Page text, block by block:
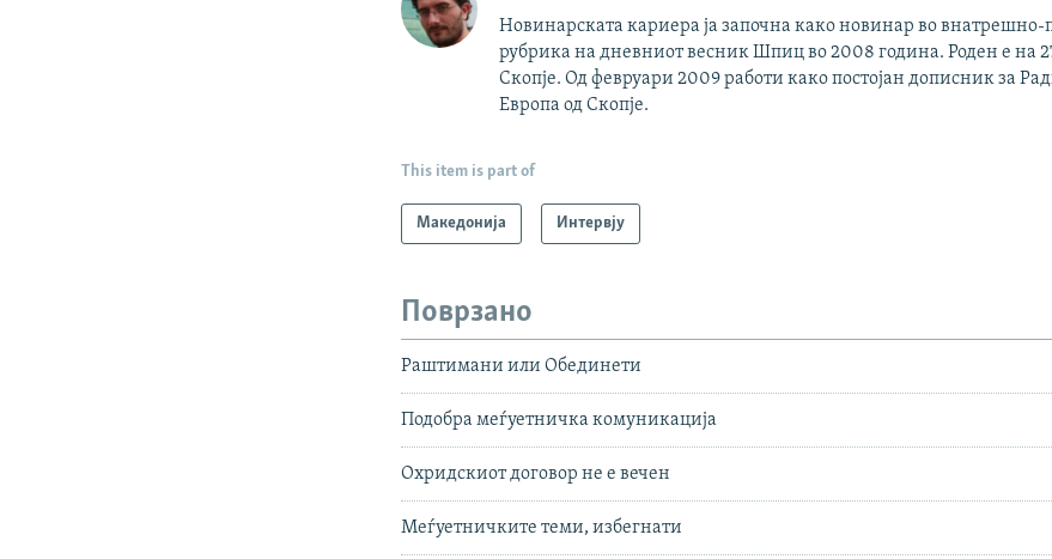
Новинарската кариера ја започна како новинар во внатрешно-
рубрика на дневниот весник Шпиц во 2008 година. Роден е на
Скопје. Од февруари 2009 работи како постојан дописник за
Европа од Скопје.
This item is part of
Македонија Интервју
Поврзано
Раштимани или Обединети
Подобра меѓуетничка комуникација
Охридскиот договор не е вечен
Меѓуетничките теми, избегнати